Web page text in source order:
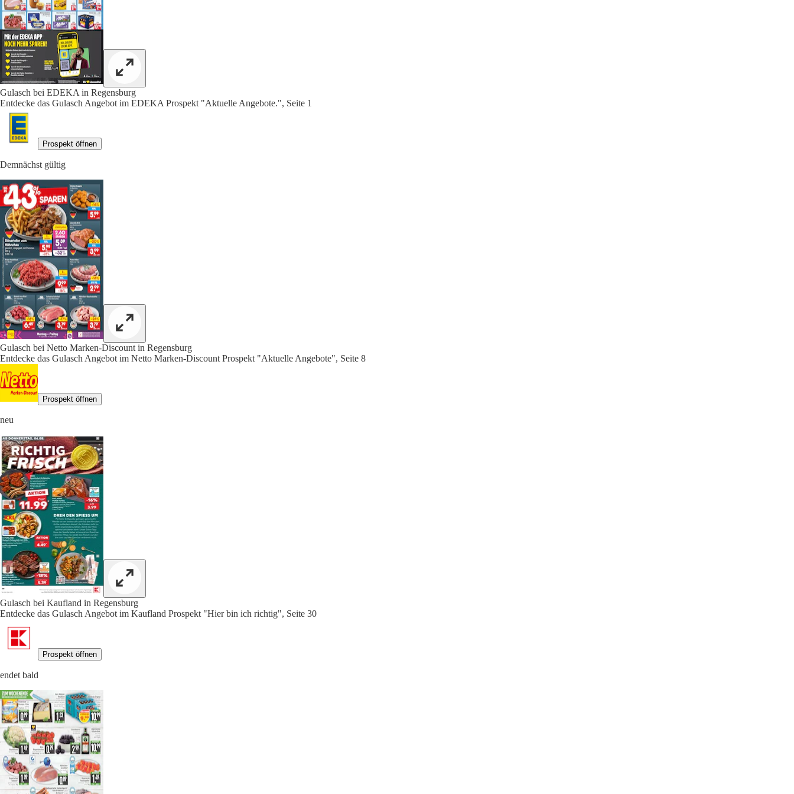
Gulasch bei EDEKA in Regensburg
Entdecke das Gulasch Angebot im EDEKA Prospekt "Aktuelle Angebote.", Seite 1
Prospekt öffnen
Demnächst gültig
Gulasch bei Netto Marken-Discount in Regensburg
Entdecke das Gulasch Angebot im Netto Marken-Discount Prospekt "Aktuelle Angebote", Seite 8
Prospekt öffnen
neu
Gulasch bei Kaufland in Regensburg
Entdecke das Gulasch Angebot im Kaufland Prospekt "Hier bin ich richtig", Seite 30
Prospekt öffnen
endet bald